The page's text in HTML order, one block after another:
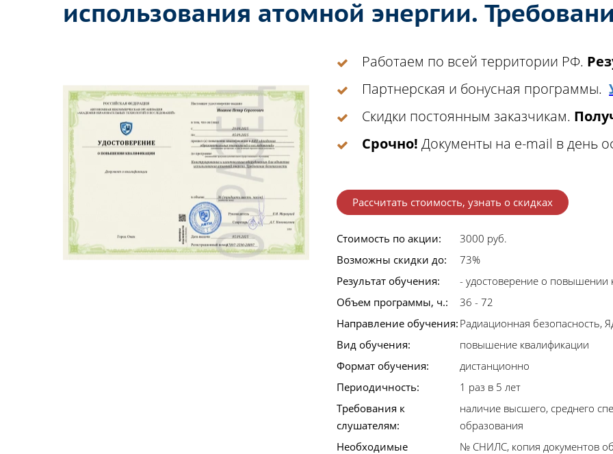
использования атомной энергии.
Работаем по всей территории РФ.
Партнерская и бонусная программы.
Скидки постоянным заказчикам.
Срочно! Документы на e-mail в день
Рассчитать стоимость, узнать о скидках
Стоимость по акции:
3000 руб.
Возможны скидки до:
73%
Результат обучения:
- удостоверение о повышении
Объем программы, ч.:
36 - 72
Направление обучения: Радиационная безопасность,
Вид обучения:
повышение квалификации
Формат обучения:
дистанционно
Периодичность:
1 раз в 5 лет
Требования к
слушателям:
наличие высшего, среднего
образования
Необходимые
№ СНИЛС, копия документов